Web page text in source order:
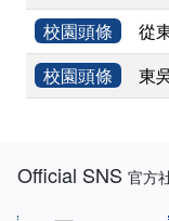
校園頭條
從
校園頭條
東
Official SNS官方